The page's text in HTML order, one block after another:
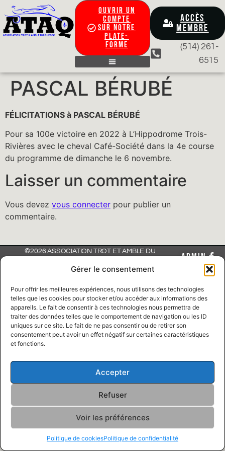
Gérer le consentement
Pour offrir les meilleures expériences, nous utilisons des technologies
telles que les cookies pour stocker et/ou accéder aux informations des
appareils. Le fait de consentir à ces technologies nous permettra de
traiter des données telles que le comportement de navigation ou les ID
uniques sur ce site. Le fait de ne pas consentir ou de retirer son
consentement peut avoir un effet négatif sur certaines caractéristiques
et fonctions.
Accepter
Refuser
Voir les préférences
Politique de cookiesPolitique de confidentialité
OUVRIR UN
COMPTE
SUR NOTRE
PLATE-
FORME
ACCÈS
MEMBRE
(514) 261-
6515
PASCAL BÉRUBÉ
FÉLICITATIONS à PASCAL BÉRUBÉ
Pour sa 100e victoire en 2022 à L’Hippodrome Trois-
Rivières avec le cheval Café-Société dans la 4e course
du programme de dimanche le 6 novembre.
Laisser un commentaire
Vous devez vous connecter pour publier un
commentaire.
©2026 ASSOCIATION TROT ET AMBLE DU
ADMIN
Propulsé parConcept SignatureLes Pros du Web